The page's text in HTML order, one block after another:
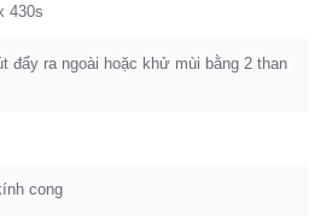
430s
đẩy ra ngoài hoặc khử mùi bằng 2 than
cong